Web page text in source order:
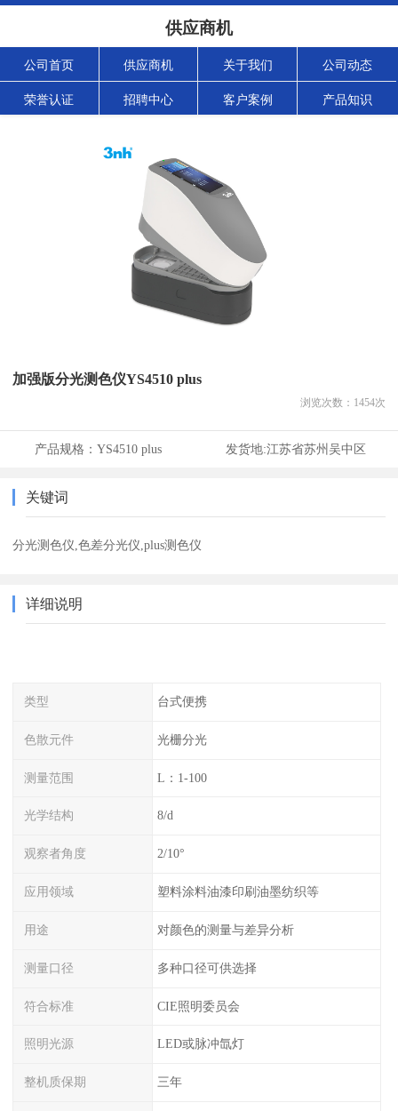
供应商机
公司首页 供应商机 关于我们 公司动态
荣誉认证 招聘中心 客户案例 产品知识
加强版分光测色仪YS4510 plus
浏览次数： 1454次
产品规格：YS4510 plus 发货地:江苏省苏州吴中区
关键词
分光测色仪,色差分光仪,plus测色仪
详细说明
类型 台式便携
色散元件 光栅分光
测量范围 L：1-100
光学结构 8/d
观察者角度 2/10°
应用领域 塑料涂料油漆印刷油墨纺织等
用途 对颜色的测量与差异分析
测量口径 多种口径可供选择
符合标准 CIE照明委员会
照明光源 LED或脉冲氙灯
整机质保期 三年